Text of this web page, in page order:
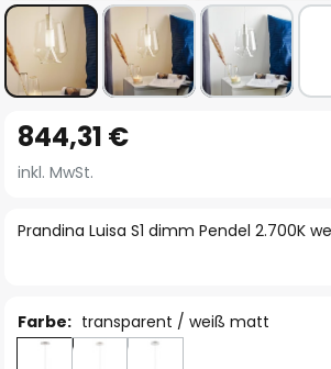
Anfang
der
springen
Prandina Luisa S1 dimm Pendel 2.700K
844,31 €
inkl. MwSt.
Farbe: transparent / weiß matt